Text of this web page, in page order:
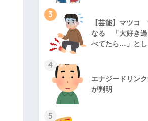
3
【芸能】マツコ
なる 「大好き過
べてたら…」とし
4
エナジードリン
が判明
5